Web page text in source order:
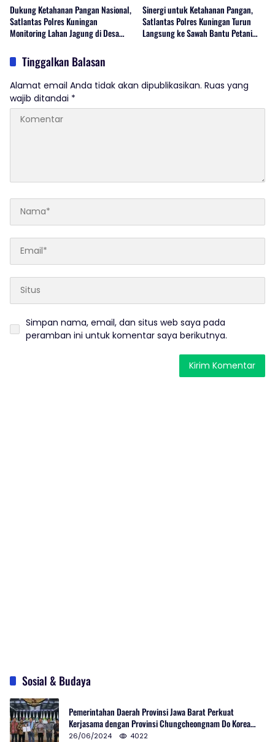
Dukung Ketahanan Pangan Nasional,
Satlantas Polres Kuningan
Monitoring Lahan Jagung di Desa
Sinergi untuk Ketahanan Pangan,
Satlantas Polres Kuningan Turun
Langsung ke Sawah Bantu Petani
Tinggalkan Balasan
Alamat email Anda tidak akan dipublikasikan. Ruas yang
wajib ditandai *
Simpan nama, email, dan situs web saya pada
peramban ini untuk komentar saya berikutnya.
Sosial & Budaya
Pemerintahan Daerah Provinsi Jawa Barat Perkuat
Kerjasama dengan Provinsi Chungcheongnam Do Korea
Selatan
26/06/2024 4022